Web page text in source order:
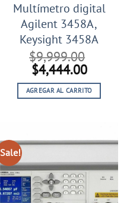
Multímetro digital
Agilent 3458A,
Keysight 3458A
$9,999.00
El
precio
original
$4,444.00El
precio
actual
AGREGAR AL CARRITO